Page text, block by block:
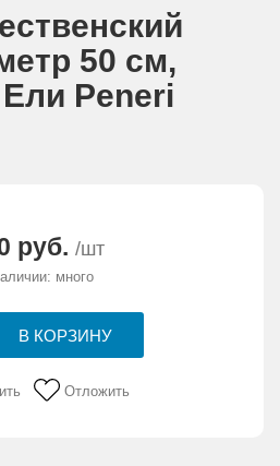
50 см,
Peneri
руб. /шт
много
Отложить